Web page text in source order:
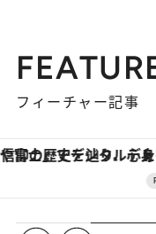
フィーチャー記事
【夏限定ディナーコース】旬を迎える稚鮎や花ズッ